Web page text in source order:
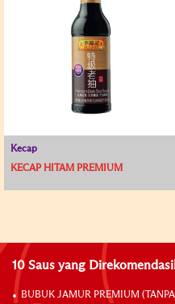
Kecap
KECAP HITAM PREMIUM
10 Saus yang
BUBUK JAMUR PREMIUM